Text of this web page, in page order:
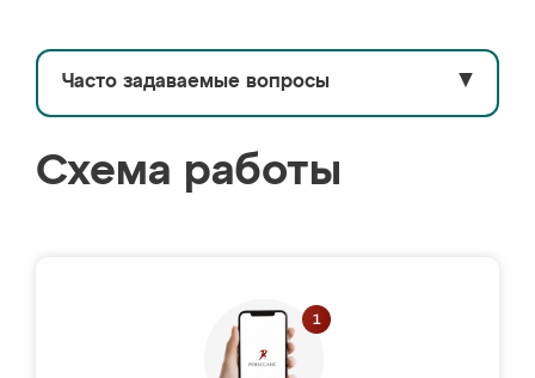
Часто задаваемые вопросы ▼
Схема работы